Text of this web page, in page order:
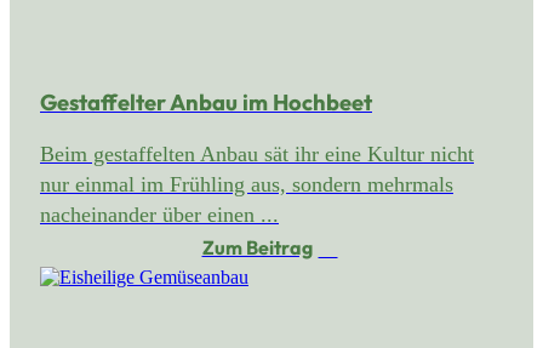
Gestaffelter Anbau im Hochbeet
Beim gestaffelten Anbau sät ihr eine Kultur nicht
nur einmal im Frühling aus, sondern mehrmals
nacheinander über einen ...
Zum Beitrag